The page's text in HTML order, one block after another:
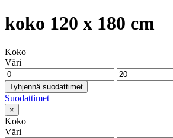
koko 120 x 180 cm
Koko
Väri
Tyhjennä suodattimet
Suodattimet
×
Koko
Väri